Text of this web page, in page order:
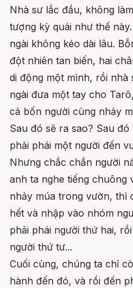
Nhà sư lắc đầu, không
tượng kỳ quái như thế
ngài không kéo dài lâu.
đột nhiên tan biến, hai
di động một mình, rồi nhà
ngài đưa một tay cho
cả bốn người cùng nhảy
Sau đó sẽ ra sao? Sau
phải phái một người đến
Nhưng chắc chắn người
anh ta nghe tiếng chuông
nhảy múa trong vườn, thì
hết và nhập vào nhóm
phải phái người thứ hai,
người thứ tư...
Cuối cùng, chúng ta chỉ
hành đến đó, và rồi đến